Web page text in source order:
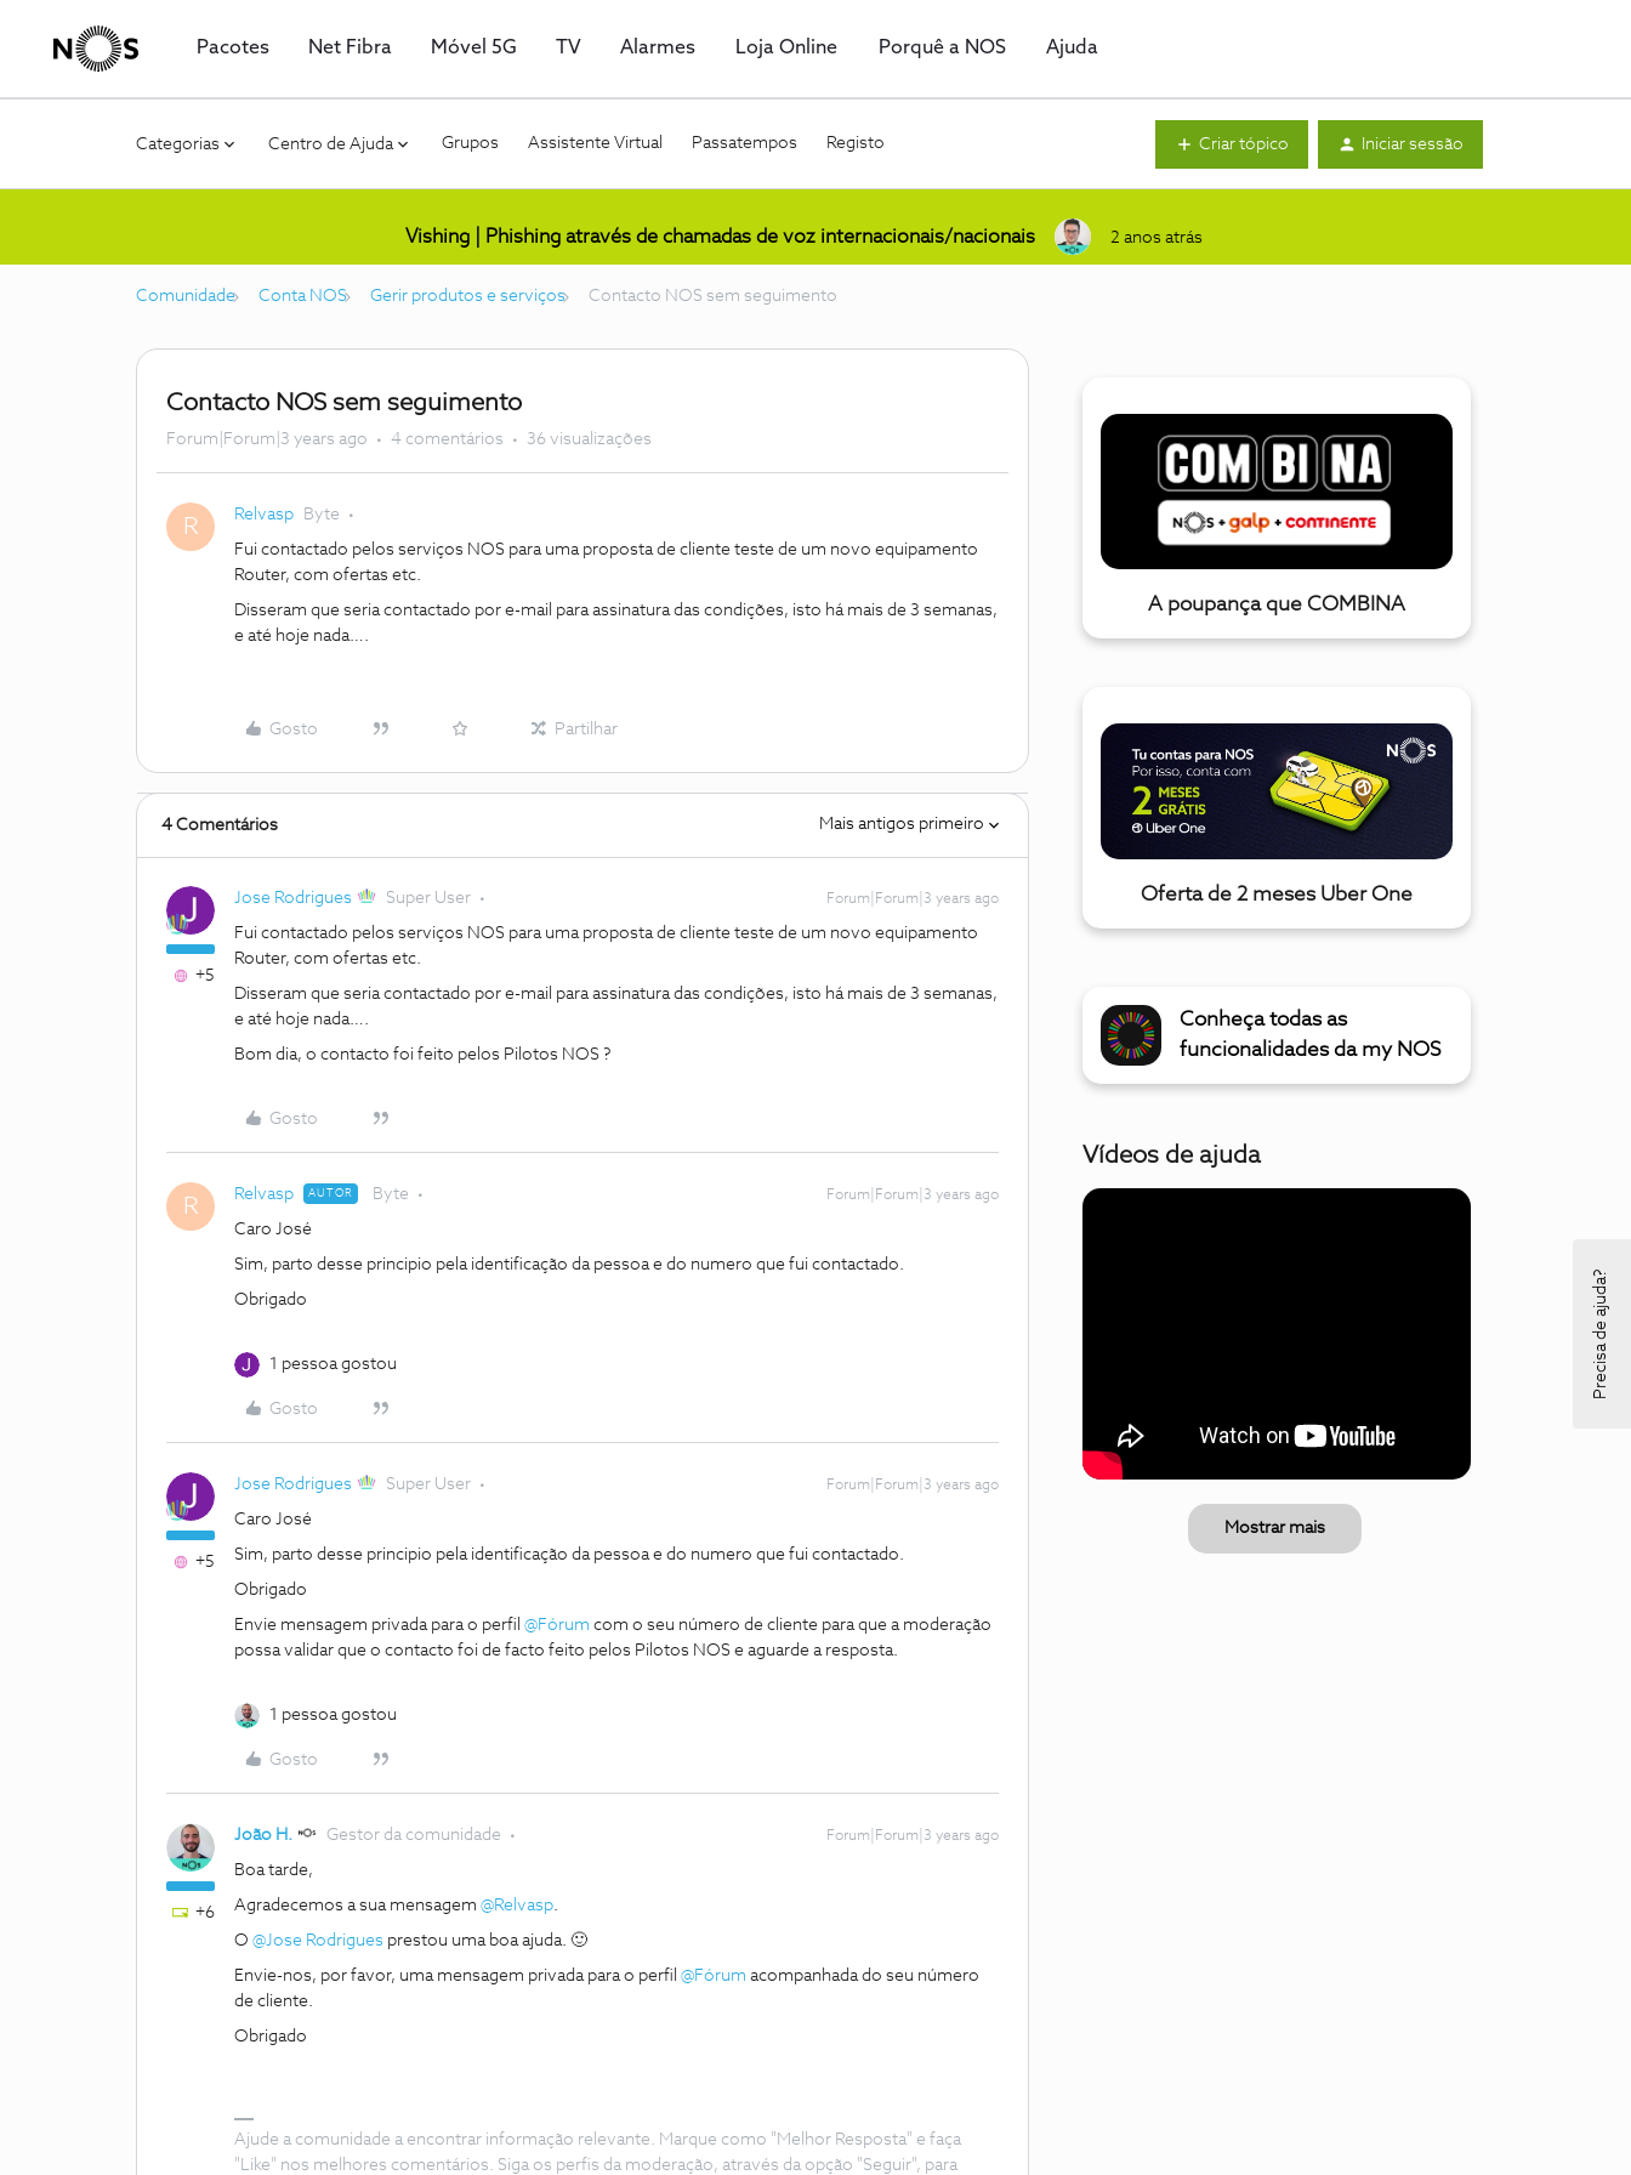
Pacotes Net Fibra Móvel 5G TV Alarmes Loja Online Porquê a NOS Ajuda
Categorias Centro de Ajuda Grupos Assistente Virtual Passatempos Registo Criar tópico Iniciar sessão
Vishing | Phishing através de chamadas de voz internacionais/nacionais 2 anos atrás
Comunidade Conta NOS Gerir produtos e serviços Contacto NOS sem seguimento
Contacto NOS sem seguimento
Forum|Forum|3 years ago 4 comentários 36 visualizações
R Relvasp Byte
Fui contactado pelos serviços NOS para uma proposta de cliente teste de um novo equipamento
Router, com ofertas etc.
Disseram que seria contactado por e-mail para assinatura das condições, isto há mais de 3 semanas,
e até hoje nada….
Gosto Partilhar
4 Comentários Mais antigos primeiro
+5
Jose Rodrigues Super User Forum|Forum|3 years ago
Fui contactado pelos serviços NOS para uma proposta de cliente teste de um novo equipamento
Router, com ofertas etc.
Disseram que seria contactado por e-mail para assinatura das condições, isto há mais de 3 semanas,
e até hoje nada….
Bom dia, o contacto foi feito pelos Pilotos NOS ?
Gosto
R Relvasp AUTOR Byte Forum|Forum|3 years ago
Caro José
Sim, parto desse principio pela identificação da pessoa e do numero que fui contactado.
Obrigado
1 pessoa gostou
Gosto
+5
Jose Rodrigues Super User Forum|Forum|3 years ago
Caro José
Sim, parto desse principio pela identificação da pessoa e do numero que fui contactado.
Obrigado
Envie mensagem privada para o perfil @Fórum com o seu número de cliente para que a moderação
possa validar que o contacto foi de facto feito pelos Pilotos NOS e aguarde a resposta.
1 pessoa gostou
Gosto
+6
João H. Gestor da comunidade Forum|Forum|3 years ago
Boa tarde,
Agradecemos a sua mensagem @Relvasp.
O @Jose Rodrigues prestou uma boa ajuda. 🙂
Envie-nos, por favor, uma mensagem privada para o perfil @Fórum acompanhada do seu número
de cliente.
Obrigado
Ajude a comunidade a encontrar informação relevante. Marque como "Melhor Resposta" e faça
"Like" nos melhores comentários. Siga os perfis da moderação, através da opção "Seguir", para
A poupança que COMBINA
Oferta de 2 meses Uber One
Conheça todas as
funcionalidades da my NOS
Vídeos de ajuda
Mostrar mais
Precisa de ajuda?